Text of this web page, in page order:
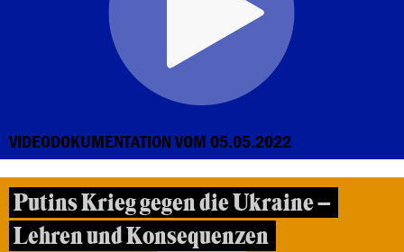
VIDEODOKUMENTATION VOM 05.05.2022
Putins Krieg gegen die Ukraine –
Lehren und Konsequenzen